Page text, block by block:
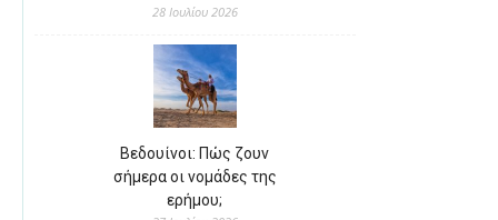
28 Ιουλίου 2026
Βεδουίνοι: Πώς ζουν
σήμερα οι νομάδες της
ερήμου;